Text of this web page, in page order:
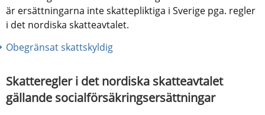
är ersättningarna inte skattepliktiga i Sverige pga. regler
i det nordiska skatteavtalet.
Obegränsat skattskyldig
Skatteregler i det nordiska skatteavtalet
gällande socialförsäkringsersättningar